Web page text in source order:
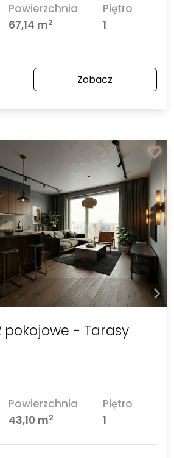
Powierzchnia
67,14 m2
Piętro
1
Zobacz
pokojowe - Tarasy
Powierzchnia
43,10 m2
Piętro
1